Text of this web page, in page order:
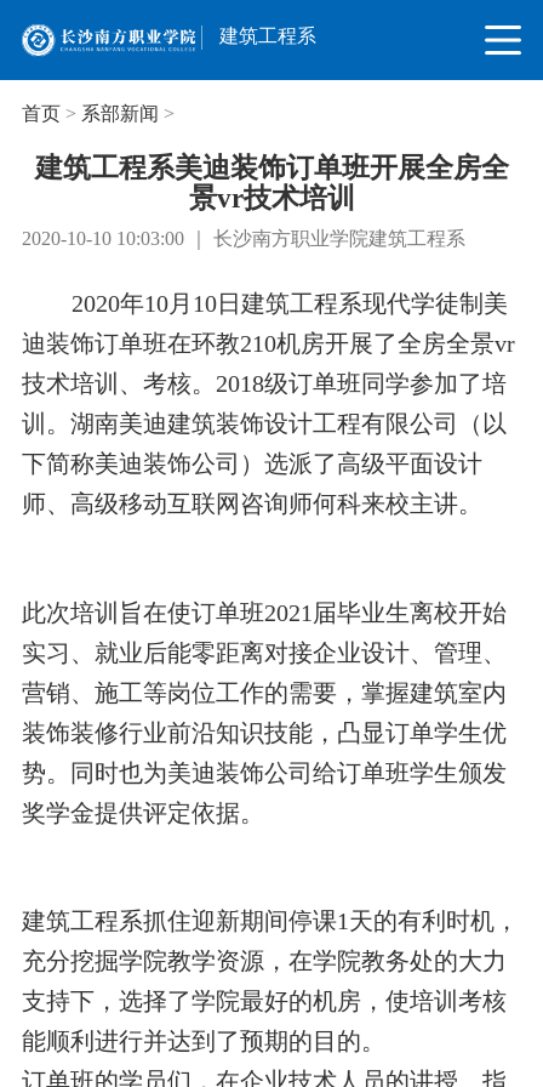
建筑工程系
首页> 系部新闻 >
建筑工程系美迪装饰订单班开展全房全
景vr技术培训
2020-10-10 10:03:00 ｜ 长沙南方职业学院建筑工程系
2020年10月10日建筑工程系现代学徒制美
迪装饰订单班在环教210机房开展了全房全景vr
技术培训、考核。2018级订单班同学参加了培
训。湖南美迪建筑装饰设计工程有限公司（以
下简称美迪装饰公司）选派了高级平面设计
师、高级移动互联网咨询师何科来校主讲。
此次培训旨在使订单班2021届毕业生离校开始
实习、就业后能零距离对接企业设计、管理、
营销、施工等岗位工作的需要，掌握建筑室内
装饰装修行业前沿知识技能，凸显订单学生优
势。同时也为美迪装饰公司给订单班学生颁发
奖学金提供评定依据。
建筑工程系抓住迎新期间停课1天的有利时机，
充分挖掘学院教学资源，在学院教务处的大力
支持下，选择了学院最好的机房，使培训考核
能顺利进行并达到了预期的目的。
订单班的学员们，在企业技术人员的讲授、指